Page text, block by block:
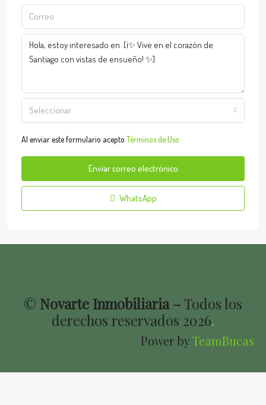
Seleccionar
Al enviar este formulario acepto Términos de Uso
Enviar correo electrónico
WhatsApp
© Novarte Inmobiliaria –Todos los
derechos reservados 2026.
Power byTeamBucas